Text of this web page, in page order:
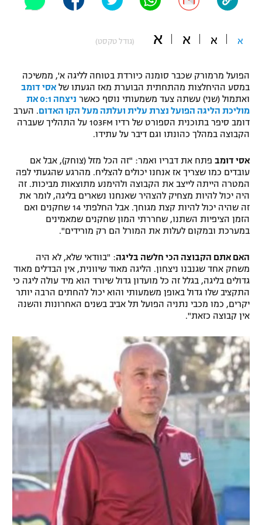
תקנון משתתפים וזוכים בפרסים
תקנון עבור פעילות אלקטרה
טניס
גיימינג E-Sports
תנאי שימוש
מדיניות פרטיות
רשיון להקרנה פומבית לבית עסק
הצטרפות לחבילת הערוצים
תגיות
המגזין
כדורמים
פוטבול אמריקאי NFL
בייסבול MLB
ספורט אתגרי ואקסטרים
אומנויות לחימה
גיימינג E-Sports
א א א א (גודל טקסט)
הפועל מרמורק שכבר סומנה כיורדת בטוחה לליגה א', ממשיכה
במסע ההיחלצות מהתחתית הבוערת מאז הגעתו של אסי דומב
ואתמול (שני) עשתה צעד משמעותי נוסף כאשר
ניצחה 0:1 את
מוליכת הליגה הפועל נצרת עלית ועלתה מעל הקו האדום. הערב
דומב סיפר בתוכנית הספורט של רדיו 103FM על התהליך שעברה
הקבוצה במהלך כהונתו וגם דיבר על עתידו.
אסי דומב פתח את דבריו ואמר: "זה הכל מזל (צוחק), אבל אם
עובדים כמו שצריך אז אנחנו יכולים להצליח. מהרגע שהגעתי לפה
המטרה הייתה לייצב את הקבוצה ולהימנע מתוצאות מביכות. זה
היה יכול להיות מצחיק להצהיר שאנחנו נשארים בליגה, לומר את
זה שהיה יכול להיות קצת מגוחך. אבל החלפתי 14 שחקנים ואם
הזמן הציפיות השתנו, שחררתי המון שחקנים שמאמינים
במערכת ובמקום לעלות את המורל הם רק מורידים".
האם אתם הקבוצה הכי חלשה בליגה: "בוודאי שלא, לא היה
משחק אחד שגנבנו ניצחון. הליגה מאוד שיוונית, אין הבדלים מאוד
גדולים בליגה, בגלל זה כל מועדון גדול שיורד הוא מיד עולה ליגה כי
התקציב שלו גדול באופן משמעותי והוא יכול להחתים הרבה יותר
יקרים, כמו מכבי נתניה הפועל תל אביב בשנים האחרונות והשנה
אין קבוצה כזאת".